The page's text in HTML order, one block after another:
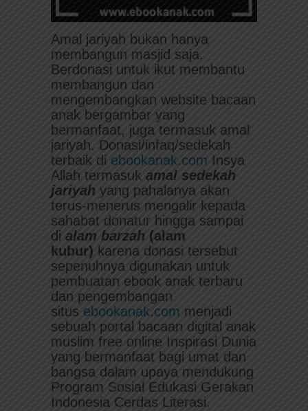
Amal jariyah bukan hanya
membangun masjid saja.
Berdonasi untuk ikut membantu
membangun dan
mengembangkan website bacaan
anak bergambar yang
bermanfaat, juga termasuk amal
jariyah. Donasi/infaq/sedekah
terbaik di ebookanak.com Insya
Allah termasuk amal sedekah
jariyah yang pahalanya akan
terus-menerus mengalir kepada
sahabat donatur hingga sampai
di alam barzah (alam
kubur) karena donasi tersebut
sepenuhnya digunakan untuk
pembuatan ebook anak terbaru
dan pengembangan
situs ebookanak.com menjadi
sebuah portal bacaan digital anak
muslim free online Inspirasi Dunia
yang bermanfaat bagi umat dan
bangsa dalam upaya mendukung
Program Sosial Edukasi Gerakan
Indonesia Cerdas Literasi.